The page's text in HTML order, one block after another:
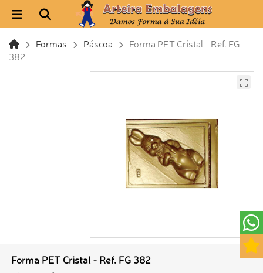
Formas Páscoa
Forma PET Cristal - Ref. FG
382
Forma PET Cristal - Ref. FG 382